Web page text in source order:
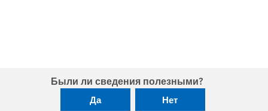
Были ли сведения полезными?
Да Нет